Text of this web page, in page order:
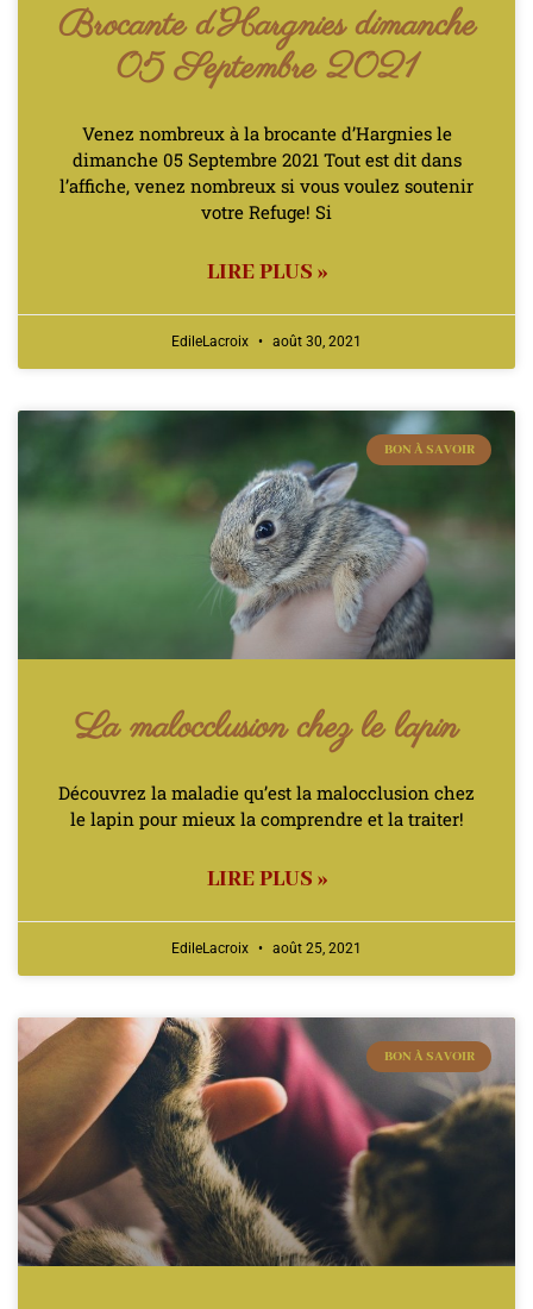
Brocante d’Hargnies dimanche
05 Septembre 2021
Venez nombreux à la brocante d’Hargnies le
dimanche 05 Septembre 2021 Tout est dit dans
l’affiche, venez nombreux si vous voulez soutenir
votre Refuge! Si
LIRE PLUS »
EdileLacroix août 30, 2021
BON À SAVOIR
La malocclusion chez le lapin
Découvrez la maladie qu’est la malocclusion chez
le lapin pour mieux la comprendre et la traiter!
LIRE PLUS »
EdileLacroix août 25, 2021
BON À SAVOIR